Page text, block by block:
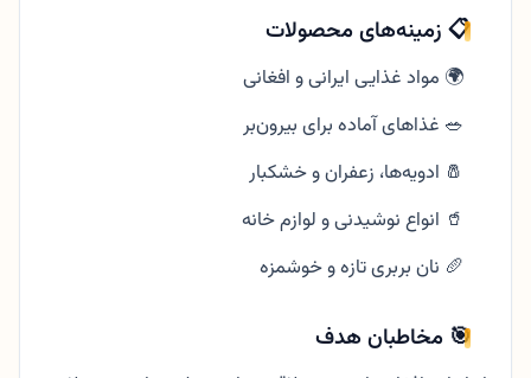
📋 زمینه‌های محصولات
🌍 مواد غذایی ایرانی و افغانی
🥗 غذاهای آماده برای بیرون‌بر
🧂 ادویه‌ها، زعفران و خشکبار
🥤 انواع نوشیدنی و لوازم خانه
🥖 نان بربری تازه و خوشمزه
🎯 مخاطبان هدف